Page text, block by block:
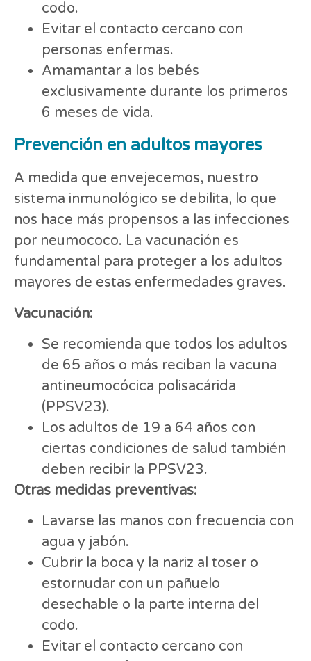
codo.
Evitar el contacto cercano con
personas enfermas.
Amamantar a los bebés
exclusivamente durante los primeros
6 meses de vida.
Prevención en adultos mayores
A medida que envejecemos, nuestro
sistema inmunológico se debilita, lo que
nos hace más propensos a las infecciones
por neumococo. La vacunación es
fundamental para proteger a los adultos
mayores de estas enfermedades graves.
Vacunación:
Se recomienda que todos los adultos
de 65 años o más reciban la vacuna
antineumocócica polisacárida
(PPSV23).
Los adultos de 19 a 64 años con
ciertas condiciones de salud también
deben recibir la PPSV23.
Otras medidas preventivas:
Lavarse las manos con frecuencia con
agua y jabón.
Cubrir la boca y la nariz al toser o
estornudar con un pañuelo
desechable o la parte interna del
codo.
Evitar el contacto cercano con